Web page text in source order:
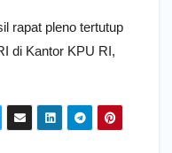
rapat pleno tertutup
di Kantor KPU RI,